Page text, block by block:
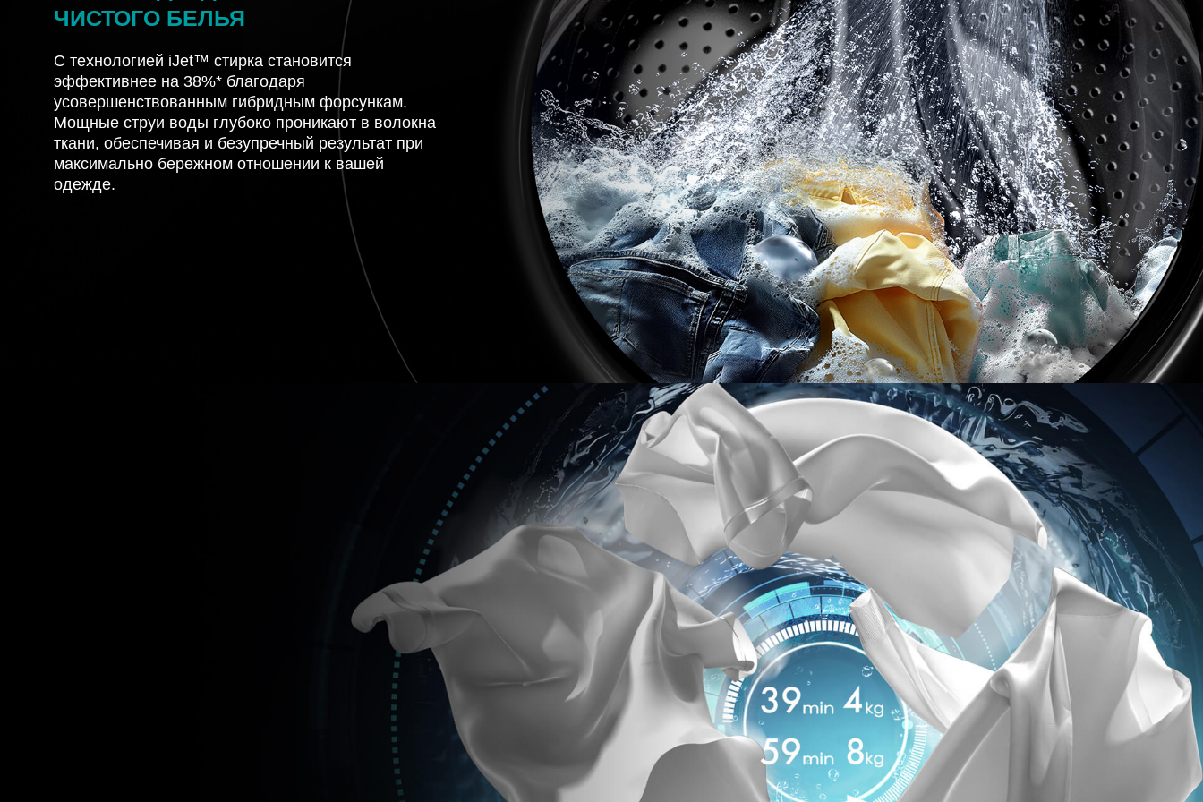
ЧИСТОГО БЕЛЬЯ
С технологией iJet™ стирка становится
эффективнее на 38%* благодаря
усовершенствованным гибридным форсункам.
Мощные струи воды глубоко проникают в волокна
ткани, обеспечивая и безупречный результат при
максимально бережном отношении к вашей
одежде.